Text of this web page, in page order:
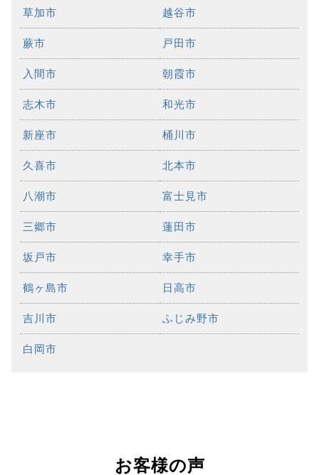
草加市 越谷市
蕨市 戸田市
入間市 朝霞市
志木市 和光市
新座市 桶川市
久喜市 北本市
八潮市 富士見市
三郷市 蓮田市
坂戸市 幸手市
鶴ヶ島市 日高市
吉川市 ふじみ野市
白岡市
お客様の声